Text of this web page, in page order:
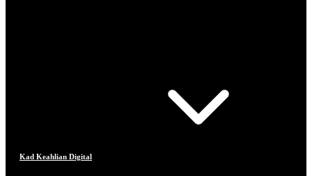
Kad Keahlian Digital